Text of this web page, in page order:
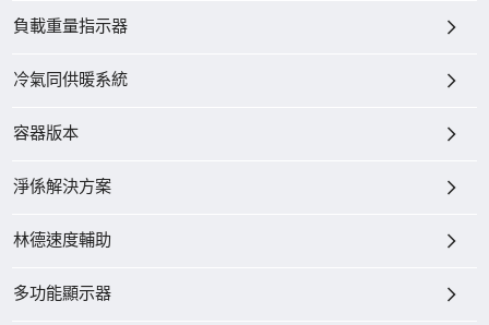
負載重量指示器
冷氣同供暖系統
容器版本
淨係解決方案
林德速度輔助
多功能顯示器